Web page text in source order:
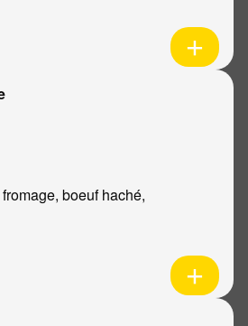
boeuf haché,